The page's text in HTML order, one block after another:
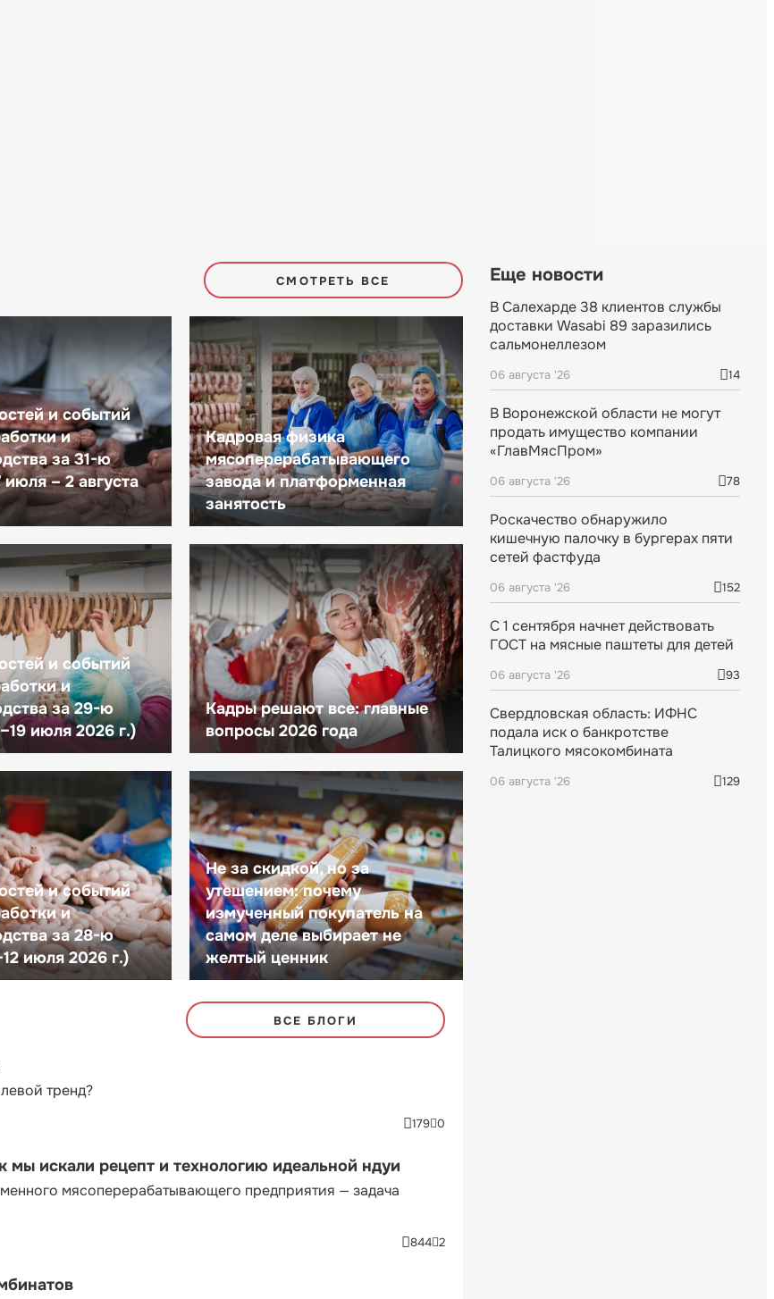
СМОТРЕТЬ ВСЕ
и событий
и
за 31-ю
– 2 августа
Кадровая физика
мясоперерабатывающего
завода и платформенная
занятость
и событий
и
за 29-ю
июля 2026 г.)
Кадры решают все: главные
вопросы 2026 года
и событий
и
за 28-ю
июля 2026 г.)
Не за скидкой, но за
утешением: почему
измученный покупатель на
самом деле выбирает не
желтый ценник
ВСЕ БЛОГИ
тренд?
179 0
искали рецепт и технологию идеальной ндуи
мясоперерабатывающего предприятия — задача
844 2
Еще новости
В Салехарде 38 клиентов службы
доставки Wasabi 89 заразились
сальмонеллезом
06 августа '26 14
В Воронежской области не могут
продать имущество компании
«ГлавМясПром»
06 августа '26 78
Роскачество обнаружило
кишечную палочку в бургерах пяти
сетей фастфуда
06 августа '26 152
С 1 сентября начнет действовать
ГОСТ на мясные паштеты для детей
06 августа '26 93
Свердловская область: ИФНС
подала иск о банкротстве
Талицкого мясокомбината
06 августа '26 129